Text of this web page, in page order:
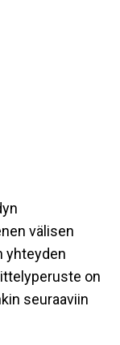
välisen
yhteyden
on
seuraaviin